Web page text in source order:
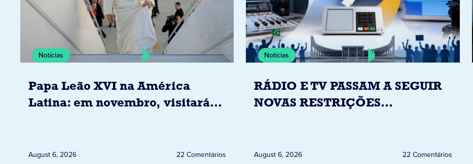
Notícias
Papa Leão XVI na América
Latina: em novembro, visitará
August 6, 2026 22 Comentários
Notícias
RÁDIO E TV PASSAM A SEGUIR
NOVAS RESTRIÇÕES
August 6, 2026 22 Comentários